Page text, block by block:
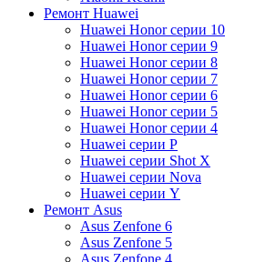
Ремонт Huawei
Huawei Honor серии 10
Huawei Honor серии 9
Huawei Honor серии 8
Huawei Honor серии 7
Huawei Honor серии 6
Huawei Honor серии 5
Huawei Honor серии 4
Huawei серии P
Huawei серии Shot X
Huawei серии Nova
Huawei серии Y
Ремонт Asus
Asus Zenfone 6
Asus Zenfone 5